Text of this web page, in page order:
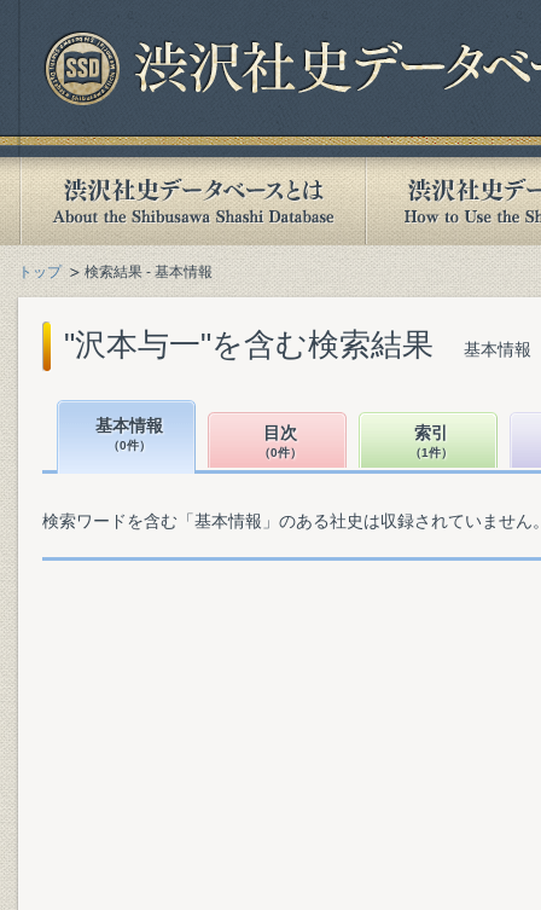
トップ 検索結果 - 基本情報
"沢本与一"を含む検索結果 基本情報
基本情報
（0件）
目次
（0件）
索引
（1件）
検索ワードを含む「基本情報」のある社史は収録されていません